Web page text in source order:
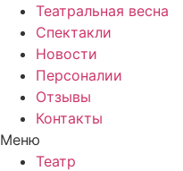
Театральная весна
Спектакли
Новости
Персоналии
Отзывы
Контакты
Меню
Театр